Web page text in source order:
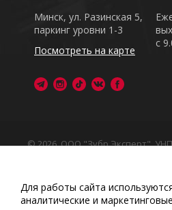
с
Минск, ул. Разинская 5,
паркинг уровни 1-3
Посмотреть на карте
© 2026, ООО "Зубр Эксперт",
Обращаем Ваше внимание на
сайт носит исключительно
Любое использование либо
Для работы сайта
аналитические и